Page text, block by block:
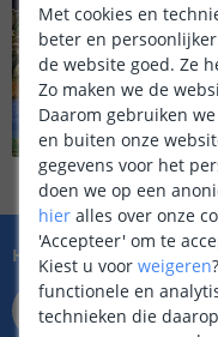
Hulp nodig?
073 704 11 01
Bereikbaar op
Met cookies en
beter en
de website goed. Ze
Zo maken we de
Daarom gebruiken
en buiten onze
gegevens voor het
doen we op een
hier alles over onze
'Accepteer' om te
Kiest u voor weigeren?
functionele en
technieken die